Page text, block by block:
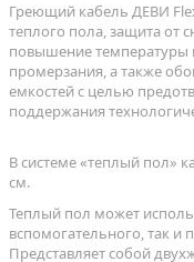
Греющий кабель ДЕВИ
теплого пола, защита от
повышение температуры
промерзания, а также
емкостей с целью
поддержания
В системе «теплый пол»
см.
Теплый пол может
вспомогательного, так
Представляет собой